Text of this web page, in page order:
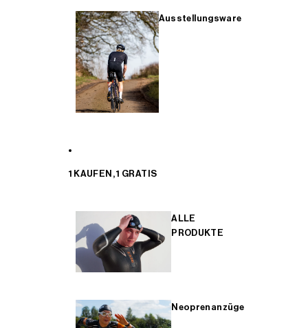
Ausstellungsware
1 KAUFEN, 1 GRATIS
ALLE
PRODUKTE
Neoprenanzüge